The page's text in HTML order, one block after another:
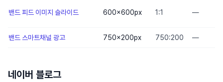
밴드 피드 이미지 슬라이드 600×600px 1:1 —
밴드 스마트채널 광고 750×200px 750:200 —
네이버 블로그